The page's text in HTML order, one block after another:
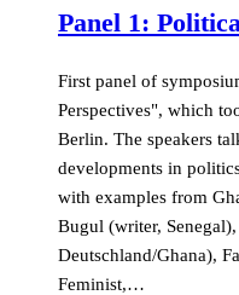
Panel 1:
First panel of
Perspectives", which
Berlin. The speakers
developments in
with examples from
Bugul (writer,
Deutschland/Ghana),
Feminist,…